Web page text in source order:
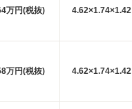
万円(税抜) 4.62×1.74×1.42
万円(税抜) 4.62×1.74×1.42